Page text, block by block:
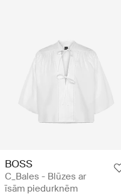
BOSS
C_Bales - Blūzes ar
īsām piedurknēm